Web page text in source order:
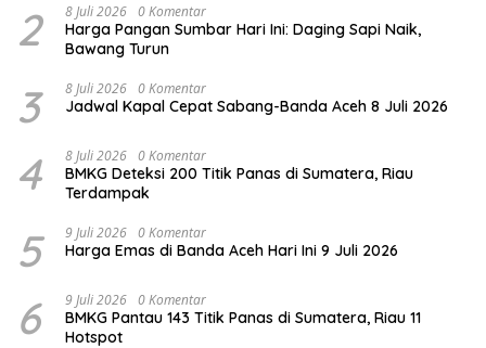
2 8 Juli 2026 0 Komentar
Harga Pangan Sumbar Hari Ini: Daging Sapi Naik,
Bawang Turun
3 8 Juli 2026 0 Komentar
Jadwal Kapal Cepat Sabang-Banda Aceh 8 Juli 2026
4 8 Juli 2026 0 Komentar
BMKG Deteksi 200 Titik Panas di Sumatera, Riau
Terdampak
5 9 Juli 2026 0 Komentar
Harga Emas di Banda Aceh Hari Ini 9 Juli 2026
6 9 Juli 2026 0 Komentar
BMKG Pantau 143 Titik Panas di Sumatera, Riau 11
Hotspot